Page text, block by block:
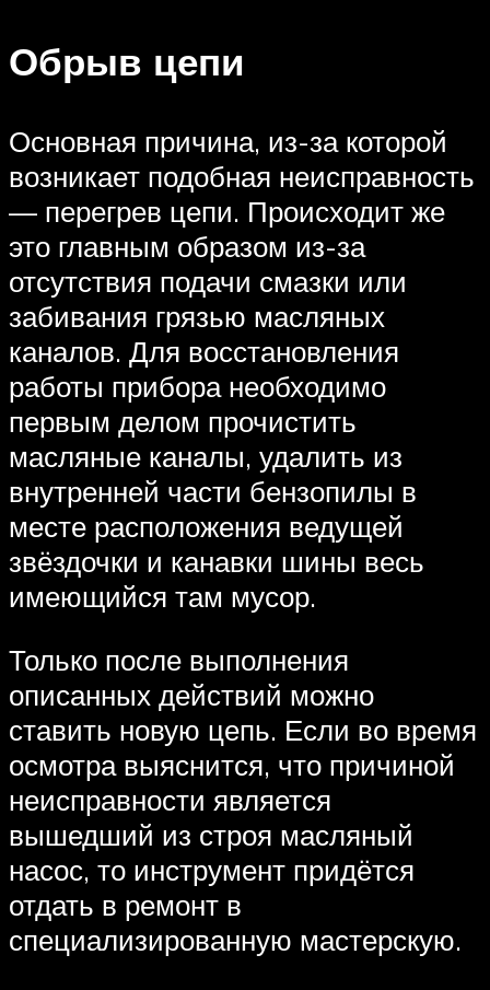
Обрыв цепи
Основная причина, из-за которой
возникает подобная неисправность
— перегрев цепи. Происходит же
это главным образом из-за
отсутствия подачи смазки или
забивания грязью масляных
каналов. Для восстановления
работы прибора необходимо
первым делом прочистить
масляные каналы, удалить из
внутренней части бензопилы в
месте расположения ведущей
звёздочки и канавки шины весь
имеющийся там мусор.
Только после выполнения
описанных действий можно
ставить новую цепь. Если во время
осмотра выяснится, что причиной
неисправности является
вышедший из строя масляный
насос, то инструмент придётся
отдать в ремонт в
специализированную мастерскую.